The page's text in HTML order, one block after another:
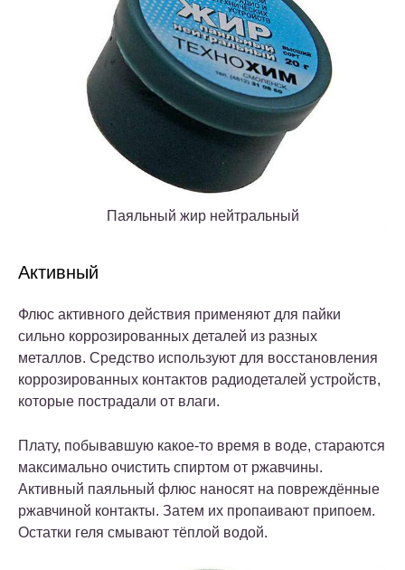
Паяльный жир нейтральный
Активный
Флюс активного действия применяют для пайки
сильно коррозированных деталей из разных
металлов. Средство используют для восстановления
коррозированных контактов радиодеталей устройств,
которые пострадали от влаги.
Плату, побывавшую какое-то время в воде, стараются
максимально очистить спиртом от ржавчины.
Активный паяльный флюс наносят на повреждённые
ржавчиной контакты. Затем их пропаивают припоем.
Остатки геля смывают тёплой водой.